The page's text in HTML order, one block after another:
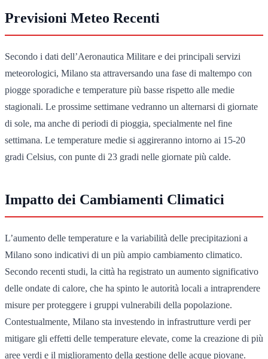
Previsioni Meteo Recenti
Secondo i dati dell’Aeronautica Militare e dei principali servizi
meteorologici, Milano sta attraversando una fase di maltempo con
piogge sporadiche e temperature più basse rispetto alle medie
stagionali. Le prossime settimane vedranno un alternarsi di giornate
di sole, ma anche di periodi di pioggia, specialmente nel fine
settimana. Le temperature medie si aggireranno intorno ai 15-20
gradi Celsius, con punte di 23 gradi nelle giornate più calde.
Impatto dei Cambiamenti Climatici
L’aumento delle temperature e la variabilità delle precipitazioni a
Milano sono indicativi di un più ampio cambiamento climatico.
Secondo recenti studi, la città ha registrato un aumento significativo
delle ondate di calore, che ha spinto le autorità locali a intraprendere
misure per proteggere i gruppi vulnerabili della popolazione.
Contestualmente, Milano sta investendo in infrastrutture verdi per
mitigare gli effetti delle temperature elevate, come la creazione di più
aree verdi e il miglioramento della gestione delle acque piovane.